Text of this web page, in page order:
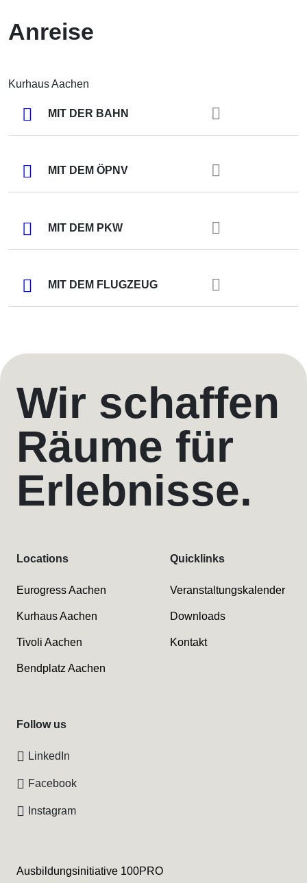
Anreise
Kurhaus Aachen
MIT DER BAHN
MIT DEM ÖPNV
MIT DEM PKW
MIT DEM FLUGZEUG
Wir schaffen
Räume für
Erlebnisse.
Ausbildungsinitiative 100PRO
Locations
Eurogress Aachen
Kurhaus Aachen
Tivoli Aachen
Bendplatz Aachen
Quicklinks
Veranstaltungskalender
Downloads
Kontakt
Follow us
LinkedIn
Facebook
Instagram